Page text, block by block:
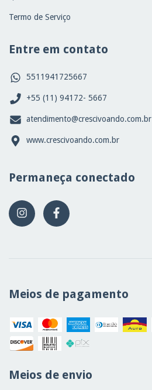
Termo de Serviço
Entre em contato
5511941725667
+55 (11) 94172- 5667
atendimento@crescivoando.com.br
www.crescivoando.com.br
Permaneça conectado
Meios de pagamento
Meios de envio